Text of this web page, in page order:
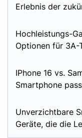
Erlebnis der
Hochleistungs-
Optionen für 3A-
IPhone 16 vs.
Smartphone
Unverzichtbare
Geräte, die die